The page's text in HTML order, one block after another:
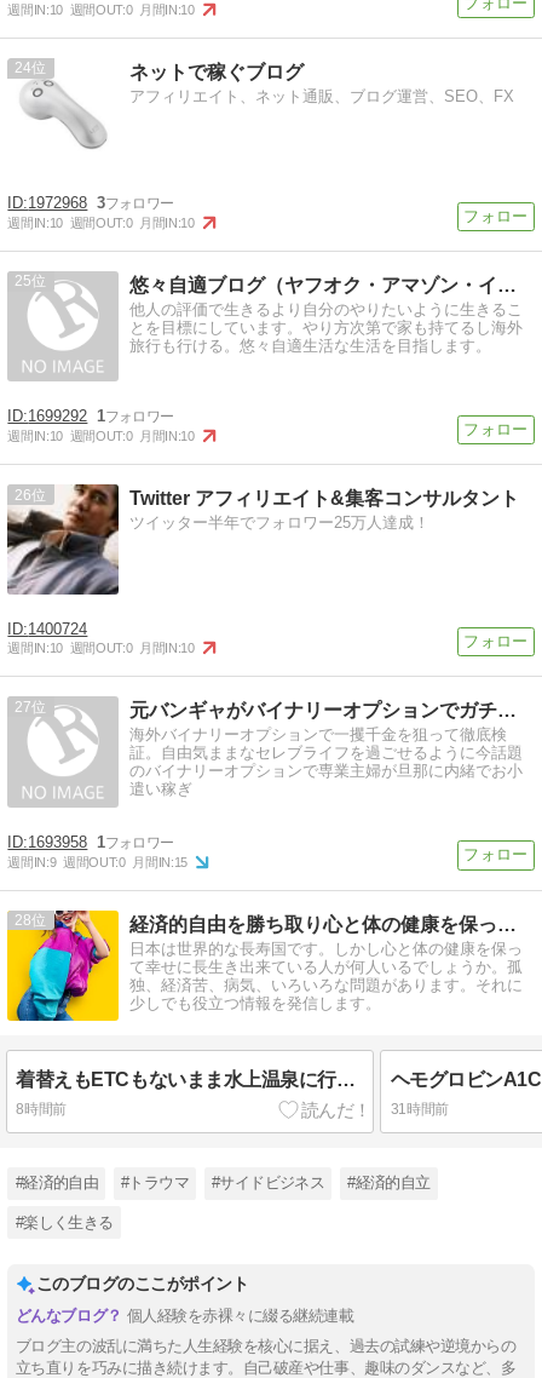
週間IN:10 週間OUT:0 月間IN:10
24 ネットで稼ぐブログ
アフィリエイト、ネット通販、ブログ運営、SEO、FX
1972968 3
週間IN:10 週間OUT:0 月間IN:10
25 悠々自適ブログ（ヤフオク・アマゾン・インターネットビジネス）
他人の評価で生きるより自分のやりたいように生きるこ
とを目標にしています。やり方次第で家も持てるし海外
旅行も行ける。悠々自適生活な生活を目指します。
1699292 1
週間IN:10 週間OUT:0 月間IN:10
26 Twitter アフィリエイト&集客コンサルタント
ツイッター半年でフォロワー25万人達成！
1400724
週間IN:10 週間OUT:0 月間IN:10
27 元バンギャがバイナリーオプションでガチ検証!!
海外バイナリーオプションで一攫千金を狙って徹底検
証。自由気ままなセレブライフを過ごせるように今話題
のバイナリーオプションで専業主婦が旦那に内緒でお小
遣い稼ぎ
1693958 1
週間IN:9 週間OUT:0 月間IN:15
28 経済的自由を勝ち取り心と体の健康を保って幸せに長生きする方法
日本は世界的な長寿国です。しかし心と体の健康を保っ
て幸せに長生き出来ている人が何人いるでしょうか。孤
独、経済苦、病気、いろいろな問題があります。それに
少しでも役立つ情報を発信します。
着替えもETCもないまま水上温泉に行ってきた話
8時間前 31時間前
#経済的自由 #トラウマ #サイドビジネス #経済的自立
#楽しく生きる
このブログのここがポイント
個人経験を赤裸々に綴る継続連載
ブログ主の波乱に満ちた人生経験を核心に据え、過去の試練や逆境からの
立ち直りを巧みに描き続けます。自己破産や仕事、趣味のダンスなど、多